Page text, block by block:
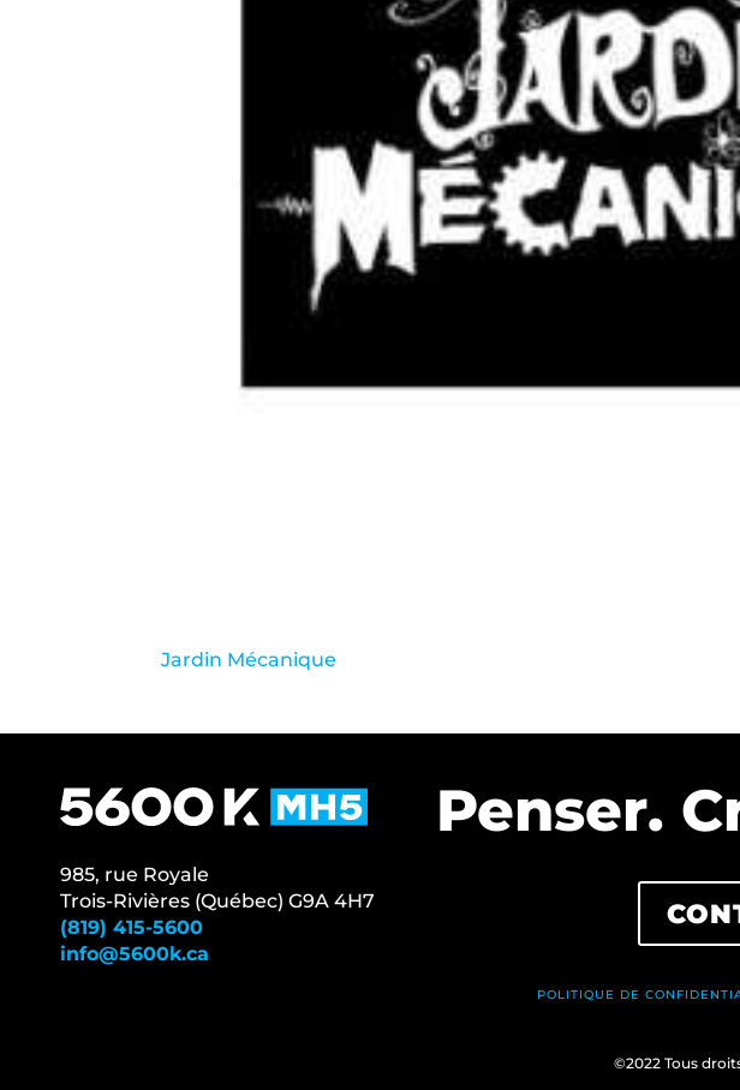
Jardin Mécanique
985, rue Royale
Trois-Rivières (Québec) G9A 4H7
(819) 415-5600
info@5600k.ca
Penser.
POLITIQUE DE
©2022 Tous